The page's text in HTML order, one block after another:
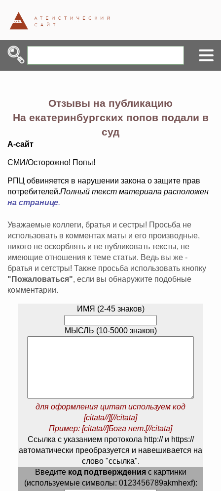
Отзывы на публикацию
На екатеринбургских попов подали в
суд
А-сайт
СМИ/Осторожно! Попы!
РПЦ обвиняется в нарушении закона о защите прав
потребителей.Полный текст материала расположен
на странице.
Уважаемые коллеги, братья и сестры! Просьба не
использовать в комментах маты и его производные,
никого не оскорблять и не публиковать тексты, не
имеющие отношения к теме статьи. Ведь вы же -
братья и сетстры! Также просьба использовать кнопку
"Пожаловаться", если вы обнаружите подобные
комментарии.
ИМЯ (2-45 знаков)
МЫСЛЬ (10-5000 знаков)
для оформления цитат используем код
[citata//][//citata]
Пример: [citata//]Бога нет.[//citata]
Ссылка с указанием протокола http:// и https://
автоматически преобразуется и навешивается на
слово "ссылка".
Введите код подтвержденияс картинки
(используемые символы: 0123456789akmhexf):